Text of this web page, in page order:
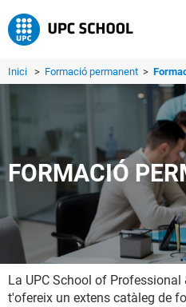
Inici > Formació permanent >
FORMACIÓ
La UPC School of
t'ofereix un extens catàleg de